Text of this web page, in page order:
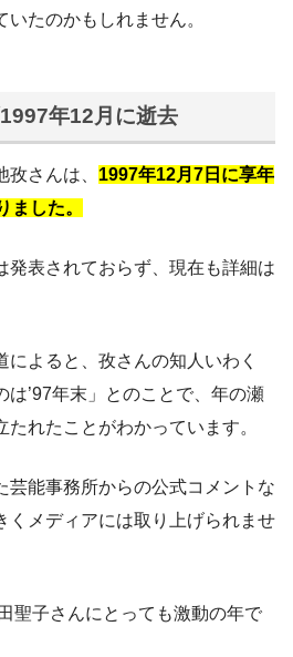
たのかもしれません。
年12月に逝去
さんは、 1997年12月7日に享年
ました。
発表されておらず、現在も詳細は
によると、孜さんの知人いわく
は’97年末」とのことで、年の瀬
たれたことがわかっています。
芸能事務所からの公式コメントな
くメディアには取り上げられませ
聖子さんにとっても激動の年で